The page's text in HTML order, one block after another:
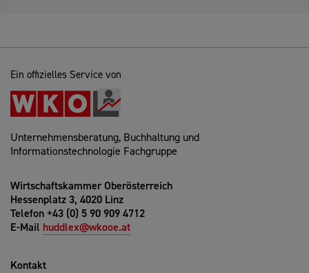
Ein offizielles Service von
Unternehmensberatung, Buchhaltung und
Informationstechnologie Fachgruppe
Wirtschaftskammer Oberösterreich
Hessenplatz 3, 4020 Linz
Telefon +43 (0) 5 90 909 4712
E-Mail huddlex@wkooe.at
Kontakt